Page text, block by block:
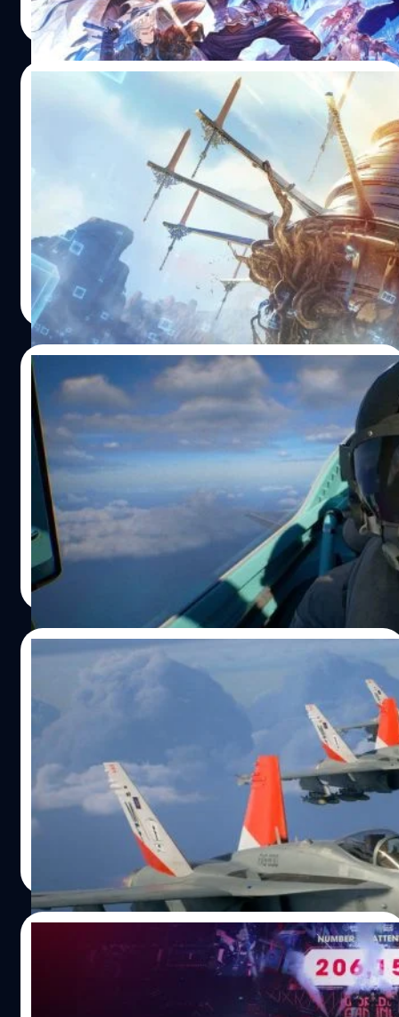
แพลตฟอร์มเดิม PlayStation5, PlayStation4 และ Steam ก็
มันได้เหมือนเดิม ซึ่งตัวเกมมีกำหนดเปิดให้ลุยวันที่ 9
กรกฎาคม 2026 นี้ ล่าสุดทาง Cygames ได้ปล่อยเดโมออกมา
ให้ลองตั้งแต่วันที่ 18 มิถุนายน 2026 แน่นอนว่าเมื่อเอาเกม
ขวัญใจแฟน ๆ มาทำภาคเสริมขนาดนี้ ทุกคนต่างคาดหวัง
ประสบการณ์ที่สดใหม่และคอนเทนต์ที่แน่นขึ้น วันนี้ BT จะมา
แบไต๋ฟีเจอร์เด็ดของ Endless Ragnarok ให้แฟนเกมได้อ่าน
กัน เงื่อนไขการก้าวสู่บทใหม่เนื้อเรื่องระดับ ‘Chaos’ สำหรับนัก
ล่าแห่งน่านฟ้าที่เคยผ่านศึกหนักในภาคหลักมาแล้ว…
Read More
11/06/2026
‘Echoes of Aincrad’ เมื่อคุณคือผู้รอดชีวิต
ในเกมแห่งความตาย กับความท้าทายของ
Death Game Mode
แฟน ๆ Sword Art Online (SAO) เตรียมตัวให้พร้อม ! เพราะ
นี่คือจุดเปลี่ยนครั้งสำคัญของซีรีส์เกมภาคใหม่ล่าสุด
อย่าง『Echoes of Aincrad』ที่จะพาทุกคนย้อนกลับสู่จุดเริ่ม
ต้นของ “ปราสาทลอยฟ้า Aincrad” แต่ในมุมมองที่คุณไม่เคย
สัมผัสมาก่อน วันนี้ทีมงานได้สรุปบทสัมภาษณ์สุดเอกซ์คลูซิฟ
ที่ Producer ของเกม คุณ Yosuke Futami ได้ให้สัมภาษณ์กับ
สื่อ SEA ไว้ มาให้แฟน ๆ ได้อ่านกัน ว่าทำไมภาคนี้ถึงต้อง
เปลี่ยนตัวเอก ? และระบบ "Death Game" จะโหดร้ายขนาด
ไหน มาดูกันเลย 1. บอกลาตำนาน "คิริโตะ" สู่บทบาท "ตัวคุณ
เอง" ในโลก SAO ที่ผ่านมา เกม SAO มักจะให้เราสวมบทบาท
เป็น "คิริโตะ" เป็นหลัก แต่ใน Echoes of Aincrad จะเปลี่ยนไป
อย่างสิ้นเชิง 2. ท้าทายความกลัวด้วย "Death Game…
ธนัย อัศวเรืองชัย | 58 days ago
Read More
05/06/2026
[พรีวิว] ตำนานสงครามกลางอากาศที่เรียล
กว่าเดิม ‘ACE COMBAT 8: WINGS OF
THEVE’
ถ้าพูดถึงเกมต่อสู้ทางอากาศในตำนาน ที่สนุก สมจริง ดนตรี
ประกอบอลังการ และรูปแบบการรุกศัตรูที่มันส์แบบ 1st
Person Eye View สายเกมอาจจะนึกถึงเกมไหนไปไม่ได้ ถ้า
ไม่ใช่ 'ACE COMBAT' และหลังจากทิ้งห่างจากซีรีส์ล่าสุดไป
เกือบ 7 ปี เกมนี้ก็กลับมาอีกครั้งกับเนื้อหาที่เข้มข้น และสมจริง
กว่าที่เคย ! ก่อนอื่นต้องขอขอบคุณทีม Bandai Namco
Entertainment Asia ที่เปิดโอกาสให้ BT beartai ได้เข้าไป
ทดลองเทสต์เกมก่อนเปิดตัวกับ ACE COMBAT 8: WINGS OF
THEVE เป็นเกมที่สนุกและเรียลสุด ๆ สำหรับมือใหม่ที่ยังไม่คุ้น
กับเกมตัวนี้มาก่อน ACE COMBAT คือแฟรนไชส์วิดีโอเกม
จำลองการขับเครื่องบินรบสไตล์อาร์เคด (Arcade Combat
Flight Simulator) ที่พัฒนาโดย Project Aces ทีมงานของ
Bandai Namco โดดเด่นด้วยการควบคุมที่ง่าย (ถ้าชินมือแล้ว)
ภาพสวยงาม ดนตรีประกอบสุดระทึก อลังการ…
กานต์สิรี บัววิชัยศิลป์| 65 days ago
Read More
04/06/2026
สัมภาษณ์ผู้สร้าง ACE COMBAT 8 กว่าจะออก
มาเหินกลางเวหา เบื้องหลังเขาทำกันยังไง ?
นอกจากพรีวิวเกมสงครามกลางเวหา ทีม BT beartai มีโอกาส
สัมภาษณ์ทีมผู้สร้าง ACE COMBAT 8: Wings of Theve คุณ
คาซูโทกิ โคโน (Kazutoki Kono) ผู้อำนวยการฝ่ายแบรนด์
พร้อมกับคุณมานาบุ ชิโมโมโตะ (Manabu Shimomoto)
โปรดิวเซอร์ ACE COMBAT 8: Wings of Theve มาดูกันว่าขั้น
ตอนการดีไซน์และเบื้องหลังเกมมันส์ ๆ เขามีไอเดียอย่างไร
บ้าง Q : การดีไซน์เครื่องบินให้ทันสมัยอย่างที่เห็นในซีรีส์นี้ มี
ความเปลี่ยนแปลงจากแบบเดิมอย่างไรบ้าง ? A : เรานำ
Engine ระบบใหม่มาผสมผสานกัน ซึ่งเรายังไม่สามารถเปิด
เผยข้อมูลเชิงลึกได้ แต่สำหรับเครื่องบินรบ ทีมงานเราใช้ความ
พยายามกันอย่างเต็มที่ ทีมครีเอทีฟใช้เวลาค่อนข้างนานแต่
พวกเราก็สนุกกับมันมาก โดยเฉพาะรายละเอียดเล็ก ๆ อย่าง
คราบเปื้อนบนตัวเครื่องบิน Q : ทีม Project Aces บาลานซ์เกม
กานต์สิรี บัววิชัยศิลป์| 65 days ago
gamescom asia x Thailand Game Show
คว้ารางวัลระดับโลก Eventex Awards 2 ปี